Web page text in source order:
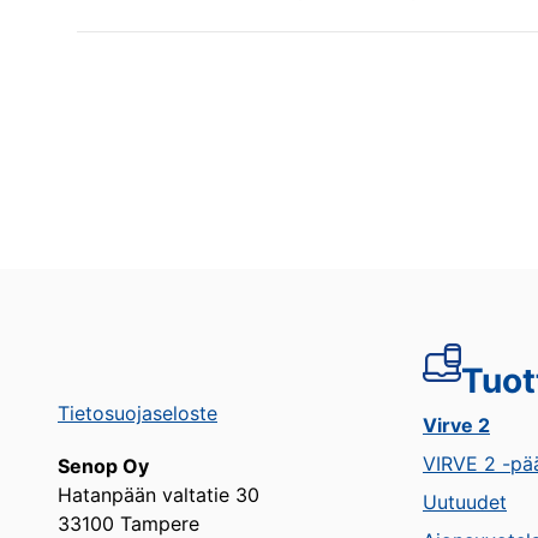
Tietosuojaseloste
Senop Oy
Hatanpään valtatie 30
33100 Tampere
Virve 2
VIRVE 2 -
Uutuudet